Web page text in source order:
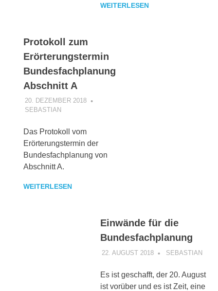
WEITERLESEN
Protokoll zum
Erörterungstermin
Bundesfachplanung
Abschnitt A
20. DEZEMBER 2018
SEBASTIAN
Das Protokoll vom
Erörterungstermin der
Bundesfachplanung von
Abschnitt A.
WEITERLESEN
Einwände für die
Bundesfachplanung
22. AUGUST 2018 SEBASTIAN
Es ist geschafft, der 20. August
ist vorüber und es ist Zeit, eine